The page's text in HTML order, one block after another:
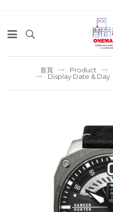
首頁 Product
Display Date & Day